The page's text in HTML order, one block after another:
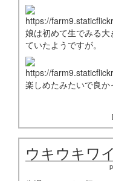
娘は初めて生でみる
ていたようですが。
楽しめたみたいで良か
[
ウキウキワ